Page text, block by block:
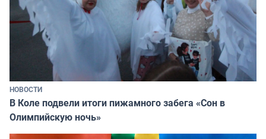
НОВОСТИ
В Коле подвели итоги пижамного забега «Сон в
Олимпийскую ночь»